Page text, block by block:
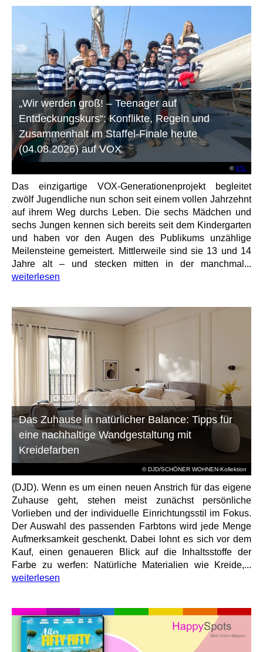
©RTL
„Wir werden groß! – Teenager auf
Entdeckungskurs“: Konflikte, Regeln und
Zusammenhalt im Staffel-Finale heute
(04.08.2026) auf VOX
Das einzigartige VOX-Generationenprojekt begleitet
zwölf Jugendliche nun schon seit einem vollen Jahrzehnt
auf ihrem Weg durchs Leben. Die sechs Mädchen und
sechs Jungen kennen sich bereits seit dem Kindergarten
und haben vor den Augen des Publikums unzählige
Meilensteine gemeistert. Mittlerweile sind sie 13 und 14
Jahre alt – und stecken mitten in der manchmal...
weiterlesen
© DJD/SCHÖNER WOHNEN-Kollektion
Das Zuhause in natürlicher Balance: Tipps für
eine nachhaltige Wandgestaltung mit
Kreidefarben
(DJD). Wenn es um einen neuen Anstrich für das eigene
Zuhause geht, stehen meist zunächst persönliche
Vorlieben und der individuelle Einrichtungsstil im Fokus.
Der Auswahl des passenden Farbtons wird jede Menge
Aufmerksamkeit geschenkt. Dabei lohnt es sich vor dem
Kauf, einen genaueren Blick auf die Inhaltsstoffe der
Farbe zu werfen: Natürliche Materialien wie Kreide,...
weiterlesen